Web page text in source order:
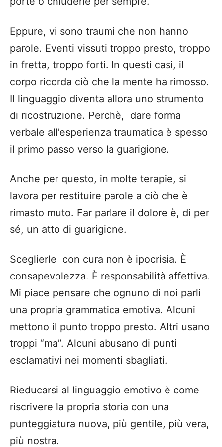
Eppure, vi sono traumi che non hanno
parole. Eventi vissuti troppo presto, troppo
in fretta, troppo forti. In questi casi, il
corpo ricorda ciò che la mente ha rimosso.
Il linguaggio diventa allora uno strumento
di ricostruzione. Perchè, dare forma
verbale all’esperienza traumatica è spesso
il primo passo verso la guarigione.
Anche per questo, in molte terapie, si
lavora per restituire parole a ciò che è
rimasto muto. Far parlare il dolore è, di per
sé, un atto di guarigione.
Sceglierle con cura non è ipocrisia. È
consapevolezza. È responsabilità affettiva.
Mi piace pensare che ognuno di noi parli
una propria grammatica emotiva. Alcuni
mettono il punto troppo presto. Altri usano
troppi “ma”. Alcuni abusano di punti
esclamativi nei momenti sbagliati.
Rieducarsi al linguaggio emotivo è come
riscrivere la propria storia con una
punteggiatura nuova, più gentile, più vera,
più nostra.